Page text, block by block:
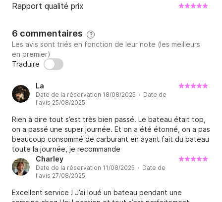
Rapport qualité prix
6 commentaires ?
Les avis sont triés en fonction de leur note (les meilleurs
en premier)
Traduire
La
Date de la réservation 18/08/2025 · Date de
l'avis 25/08/2025
Rien à dire tout s’est très bien passé. Le bateau était top,
on a passé une super journée. Et on a été étonné, on a pas
beaucoup consommé de carburant en ayant fait du bateau
toute la journée, je recommande
Charley
Date de la réservation 11/08/2025 · Date de
l'avis 27/08/2025
Excellent service ! J’ai loué un bateau pendant une